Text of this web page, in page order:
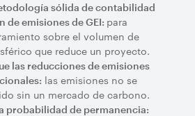
sólida de contabilidad
de emisiones de GEI: para
sobre el volumen de
que reduce un proyecto.
las reducciones de emisiones
las emisiones no se
sin un mercado de carbono.
probabilidad de permanencia: